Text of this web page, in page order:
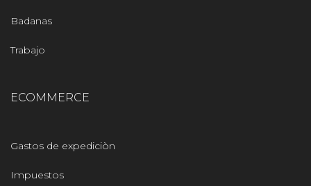
Badanas
Trabajo
ECOMMERCE
Gastos de expediciòn
Impuestos